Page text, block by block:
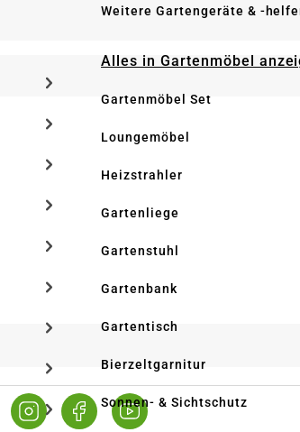
Weitere Gartengeräte & -
Alles in Gartenmöbel
Gartenmöbel Set
Loungemöbel
Heizstrahler
Gartenliege
Gartenstuhl
Gartenbank
Gartentisch
Bierzeltgarnitur
Sonnen- & Sichtschutz